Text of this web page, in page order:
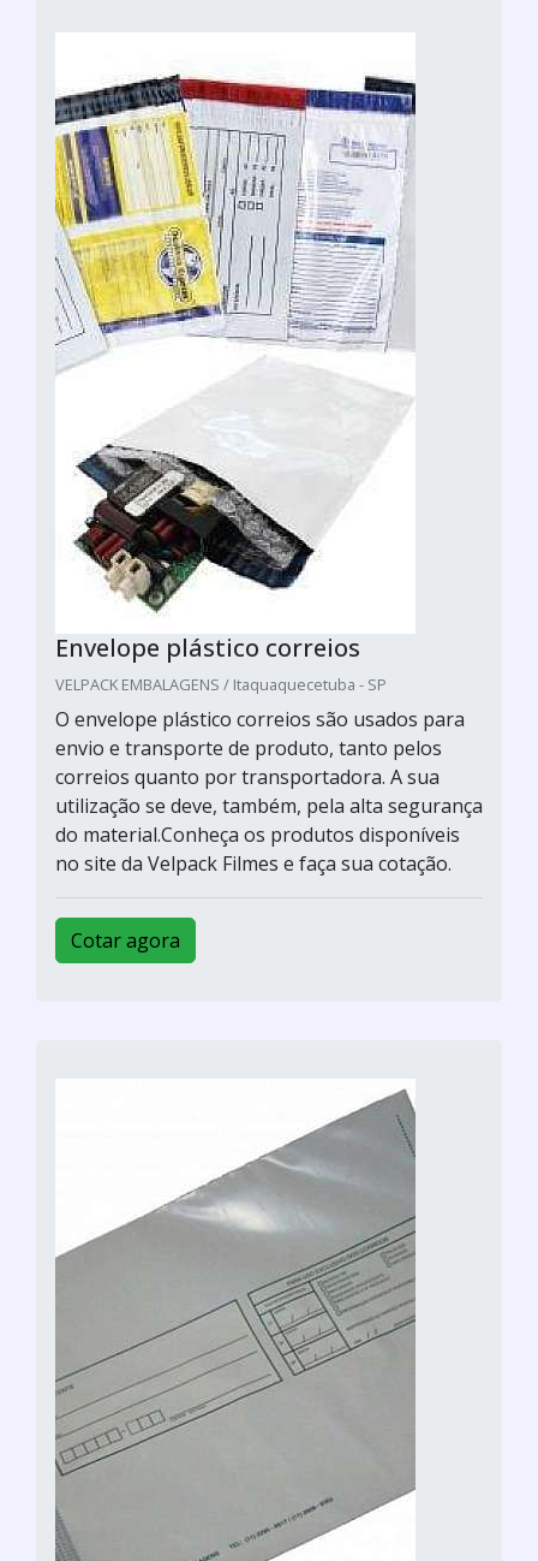
Envelope plástico correios
VELPACK EMBALAGENS / Itaquaquecetuba - SP
O envelope plástico correios são usados para
envio e transporte de produto, tanto pelos
correios quanto por transportadora. A sua
utilização se deve, também, pela alta segurança
do material.Conheça os produtos disponíveis
no site da Velpack Filmes e faça sua cotação.
Cotar agora